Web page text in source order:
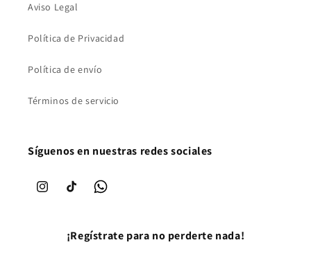
Aviso Legal
Política de Privacidad
Política de envío
Términos de servicio
Síguenos en nuestras redes sociales
InstagramTikTok WhatsApp
¡Regístrate para no perderte nada!